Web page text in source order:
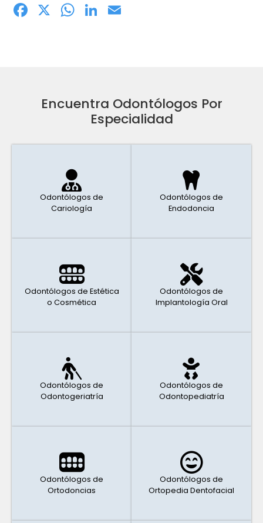
Facebook
X WhatsApp
LinkedIn
Encuentra Odontólogos Por
Especialidad
Odontólogos de
Cariología
Odontólogos de
Endodoncia
Odontólogos de Estética
o Cosmética
Odontólogos de
Implantología Oral
Odontólogos de
Odontogeriatría
Odontólogos de
Odontopediatría
Odontólogos de
Ortodoncias
Odontólogos de
Ortopedia Dentofacial